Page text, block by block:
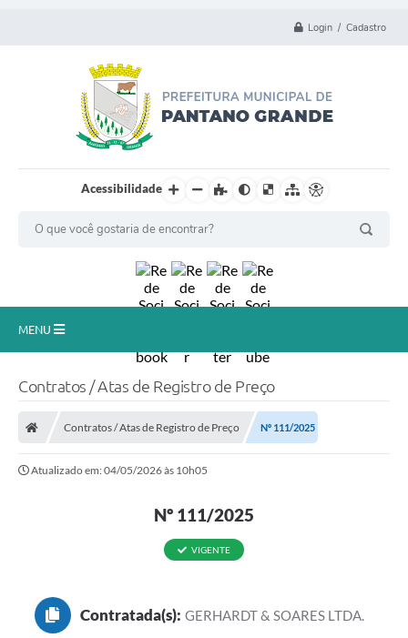
Login / Cadastro
Acessibilidade
MENU
Publicações / Transparência
Contato
Contratos / Atas de Registro de Preço
Contratos / Atas de Registro de Preço Nº 111/2025
Atualizado em: 04/05/2026 às 10h05
Nº 111/2025
VIGENTE
Contratada(s): GERHARDT & SOARES LTDA.